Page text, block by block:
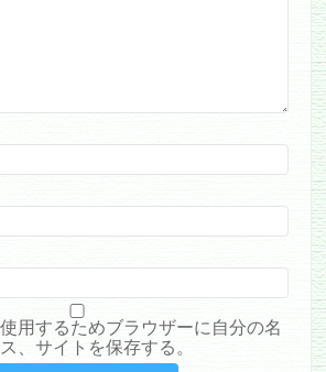
用するためブラウザーに自分の名
、サイトを保存する。